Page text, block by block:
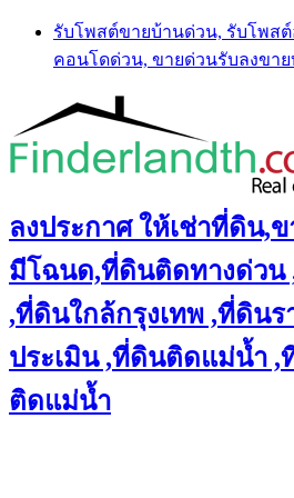
Skip
content
รับโพสต์ขายบ้านด่วน, รับโพส
คอนโดด่วน, ขายด่วนรับลงขา
ลงประกาศ ให้เช่าที่ดิน,
มีโฉนด,ที่ดินติดทางด่วน
,ที่ดินใกล้กรุงเทพ ,ที่ดินร
ประเมิน ,ที่ดินติดแม่น้ำ ,
ติดแม่น้ำ